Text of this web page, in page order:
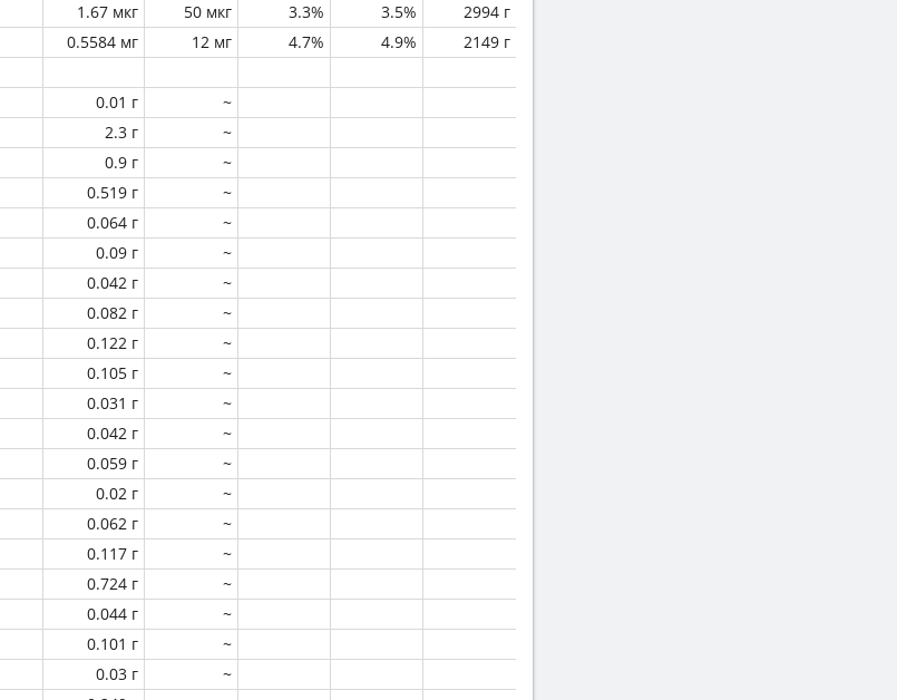
1.67 мкг 50 мкг 3.3% 3.5%
2994 г
0.5584 мг 12 мг 4.7% 4.9% 2149 г
0.01 г
~
2.3 г
~
0.9 г ~
0.519 г
~
0.064 г
~
0.09 г
~
0.042 г
~
0.082 г
~
0.122 г
~
0.105 г
~
0.031 г
~
0.042 г
~
0.059 г
~
0.02 г
~
0.062 г
~
0.117 г ~
0.724 г
~
0.044 г
~
0.101 г
~
0.03 г
~